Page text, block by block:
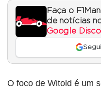
Faça o
de notícias
Google
O foco de Witold é um